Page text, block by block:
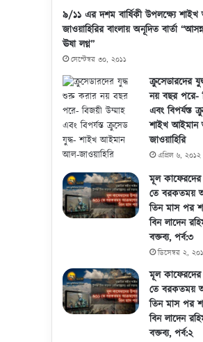
৯/১১ এর দশম বার্ষিকী উপলক্ষ্যে
জাওয়াহিরির বাংলায় অনূদিত বার্তা
ঊষা লগ্ন”
সেপ্টেম্বর ৩০, ২০১১
ক্রুসেডারদের
নয় বছর পরে-
এবং বিপর্যস্ত
শাইখ
জাওয়াহিরি
এপ্রিল ৬, ২০১২
মূল
তে বরকতময়
তিন মাস পর
বিন লাদেন
বক্তব্য, পর্ব:৩
ডিসেম্বর ২,
মূল
তে বরকতময়
তিন মাস পর
বিন লাদেন
বক্তব্য, পর্ব:২